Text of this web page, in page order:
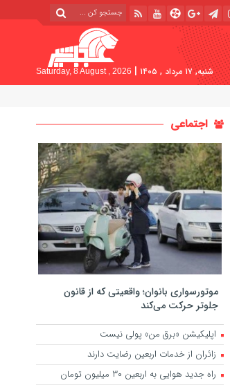
شنبه, ۱۷ مرداد , ۱۴۰۵ |
Saturday, 8 August , 2026
اجتماعی
موتورسواری بانوان؛ واقعیتی که از قانون
جلوتر حرکت می‌کند
اپلیکیشن «برق من» پولی نیست
زائران از خدمات اربعین رضایت دارند
راه جدید هوایی به اربعین ۳۰ میلیون تومان